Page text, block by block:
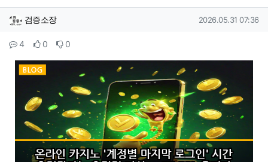
작성자 정보
검증소장작성 작성일
2026.05.31 07:36
컨텐츠 정보
4댓글 0추천 0비추천
본문